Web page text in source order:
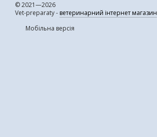
© 2021—2026
Vet-preparaty - ветеринарний інтернет магазин
Мобільна версія